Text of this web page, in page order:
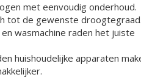
met eenvoudig onderhoud.
tot de gewenste droogtegraad.
wasmachine raden het juiste
huishoudelijke apparaten